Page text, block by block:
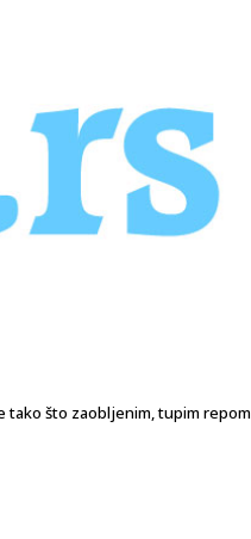
tako što zaobljenim, tupim repom